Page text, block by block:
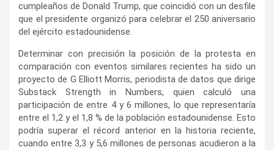
cumpleaños de Donald Trump, que coincidió con un desfile
que el presidente organizó para celebrar el 250 aniversario
del ejército estadounidense.
Determinar con precisión la posición de la protesta en
comparación con eventos similares recientes ha sido un
proyecto de G Elliott Morris, periodista de datos que dirige
Substack Strength in Numbers, quien calculó una
participación de entre 4 y 6 millones, lo que representaría
entre el 1,2 y el 1,8 % de la población estadounidense. Esto
podría superar el récord anterior en la historia reciente,
cuando entre 3,3 y 5,6 millones de personas acudieron a la